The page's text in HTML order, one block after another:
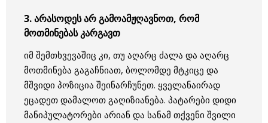
3. არასოდეს არ გამოამჟღავნოთ, რომ
მოთმინებას კარგავთ
იმ შემთხვევაშიც კი, თუ აღარც ძალა და აღარც
მოთმინება გაგაჩნიათ, ბოლომდე მტკიცე და
მშვიდი პოზიცია შეინარჩუნეთ. ყველანაირად
ეცადეთ დამალოთ გაღიზიანება. პატარები დიდი
მანიპულატორები არიან და სანამ თქვენი შვილი